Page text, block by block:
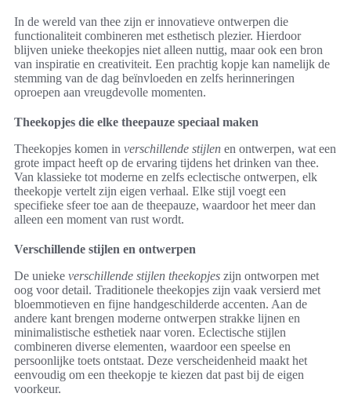
In de wereld van thee zijn er innovatieve ontwerpen die
functionaliteit combineren met esthetisch plezier. Hierdoor
blijven unieke theekopjes niet alleen nuttig, maar ook een bron
van inspiratie en creativiteit. Een prachtig kopje kan namelijk de
stemming van de dag beïnvloeden en zelfs herinneringen
oproepen aan vreugdevolle momenten.
Theekopjes die elke theepauze speciaal maken
Theekopjes komen in verschillende stijlen en ontwerpen, wat een
grote impact heeft op de ervaring tijdens het drinken van thee.
Van klassieke tot moderne en zelfs eclectische ontwerpen, elk
theekopje vertelt zijn eigen verhaal. Elke stijl voegt een
specifieke sfeer toe aan de theepauze, waardoor het meer dan
alleen een moment van rust wordt.
Verschillende stijlen en ontwerpen
De unieke verschillende stijlen theekopjes zijn ontworpen met
oog voor detail. Traditionele theekopjes zijn vaak versierd met
bloemmotieven en fijne handgeschilderde accenten. Aan de
andere kant brengen moderne ontwerpen strakke lijnen en
minimalistische esthetiek naar voren. Eclectische stijlen
combineren diverse elementen, waardoor een speelse en
persoonlijke toets ontstaat. Deze verscheidenheid maakt het
eenvoudig om een theekopje te kiezen dat past bij de eigen
voorkeur.